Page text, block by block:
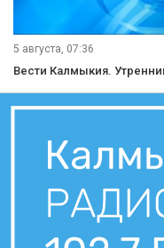
5 августа, 07:36
Вести Калмыкия.